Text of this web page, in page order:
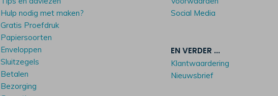
Hulp nodig met maken?
Gratis Proefdruk
Papiersoorten
Enveloppen
Sluitzegels
Betalen
Bezorging
Social Media
EN VERDER ...
Klantwaardering
Nieuwsbrief